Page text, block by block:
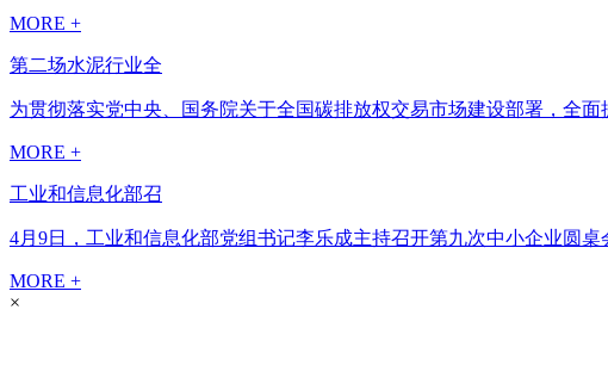
MORE +
第二场水泥行业全
为贯彻落实党中央、国务院关于全国碳排放权交易市场建设部署，全
MORE +
工业和信息化部召
4月9日，工业和信息化部党组书记李乐成主持召开第九次中小企业圆
MORE +
×